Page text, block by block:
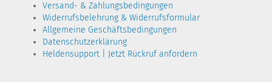
Versand- & Zahlungsbedingungen
Widerrufsbelehrung & Widerrufsformular
Allgemeine Geschäftsbedingungen
Datenschutzerklärung
Heldensupport | Jetzt Rückruf anfordern